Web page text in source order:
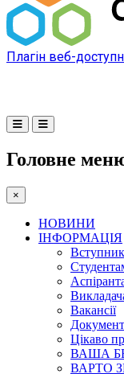
Плагін веб-
Головне
×
НОВИНИ
ІНФОРМАЦІЯ
Вакансії
Цікаво
ВАША
ВАРТО